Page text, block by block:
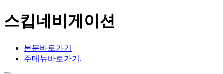
스킵네비게이션
본문바로가기
주메뉴바로가기.